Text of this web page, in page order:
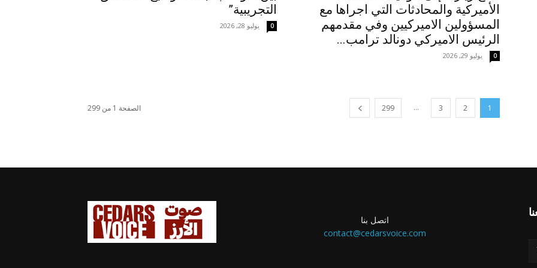
الأميركية والمحادثات التي اجراها مع
المسؤولين الاميركيين وفي مقدمهم
الرئيس الاميركي دونالد ترامب...
يوليو 29, 2026 0
التجريبية”
يوليو 28, 2026 0
1
2
3
...
299 الصفحة 1 من 299
اتصل بنا
contact@cedarsvoice.com